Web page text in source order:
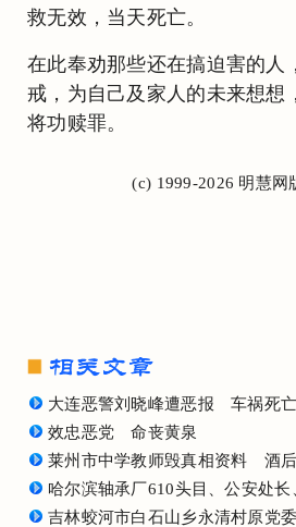
救无效，当天死亡。
在此奉劝那些还在搞迫害的人
戒，为自己及家人的未来想想
将功赎罪。
(c) 1999-2026 明慧网
大连恶警刘晓峰遭恶报 车祸死亡
效忠恶党 命丧黄泉
莱州市中学教师毁真相资料 酒
哈尔滨轴承厂610头目、公安处
吉林蛟河市白石山乡永清村原党